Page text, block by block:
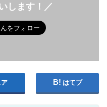
します！／
はてブ